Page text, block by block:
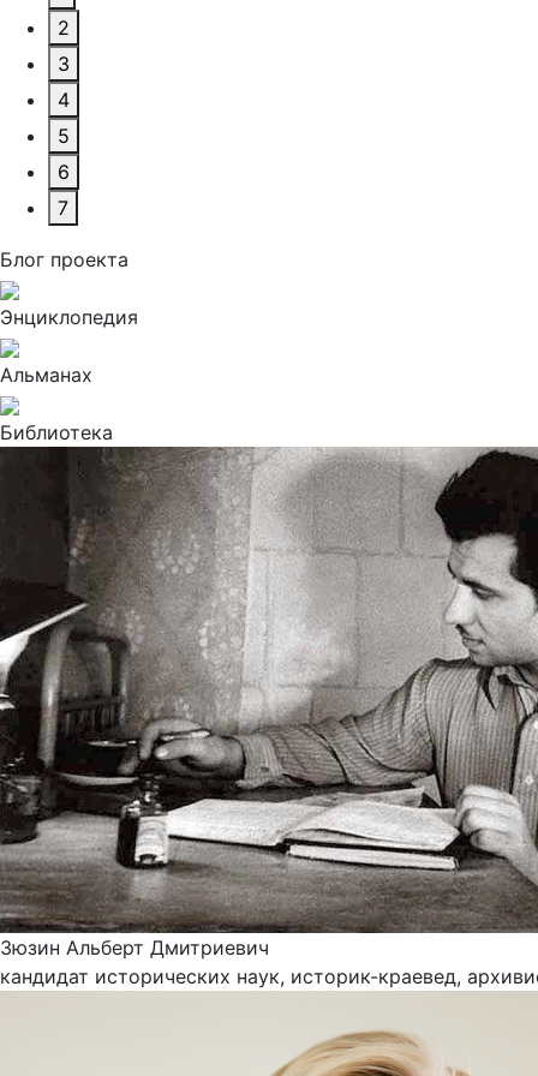
2
3
4
5
6
7
Блог проекта
Энциклопедия
Альманах
Библиотека
Зюзин Альберт Дмитриевич
кандидат исторических наук, историк-краевед,